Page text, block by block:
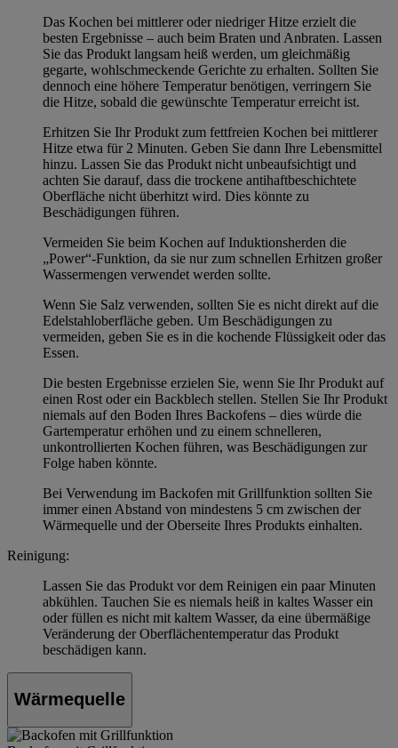
Das Kochen bei mittlerer oder niedriger Hitze erzielt die
besten Ergebnisse – auch beim Braten und Anbraten. Lassen
Sie das Produkt langsam heiß werden, um gleichmäßig
gegarte, wohlschmeckende Gerichte zu erhalten. Sollten Sie
dennoch eine höhere Temperatur benötigen, verringern Sie
die Hitze, sobald die gewünschte Temperatur erreicht ist.
Erhitzen Sie Ihr Produkt zum fettfreien Kochen bei mittlerer
Hitze etwa für 2 Minuten. Geben Sie dann Ihre Lebensmittel
hinzu. Lassen Sie das Produkt nicht unbeaufsichtigt und
achten Sie darauf, dass die trockene antihaftbeschichtete
Oberfläche nicht überhitzt wird. Dies könnte zu
Beschädigungen führen.
Vermeiden Sie beim Kochen auf Induktionsherden die
„Power“-Funktion, da sie nur zum schnellen Erhitzen großer
Wassermengen verwendet werden sollte.
Wenn Sie Salz verwenden, sollten Sie es nicht direkt auf die
Edelstahloberfläche geben. Um Beschädigungen zu
vermeiden, geben Sie es in die kochende Flüssigkeit oder das
Essen.
Die besten Ergebnisse erzielen Sie, wenn Sie Ihr Produkt auf
einen Rost oder ein Backblech stellen. Stellen Sie Ihr Produkt
niemals auf den Boden Ihres Backofens – dies würde die
Gartemperatur erhöhen und zu einem schnelleren,
unkontrollierten Kochen führen, was Beschädigungen zur
Folge haben könnte.
Bei Verwendung im Backofen mit Grillfunktion sollten Sie
immer einen Abstand von mindestens 5 cm zwischen der
Wärmequelle und der Oberseite Ihres Produkts einhalten.
Reinigung:
Lassen Sie das Produkt vor dem Reinigen ein paar Minuten
abkühlen. Tauchen Sie es niemals heiß in kaltes Wasser ein
oder füllen es nicht mit kaltem Wasser, da eine übermäßige
Veränderung der Oberflächentemperatur das Produkt
beschädigen kann.
Wärmequelle